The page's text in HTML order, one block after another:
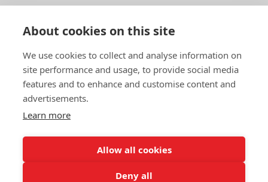
In English
Standardavtal
Snabblänkar
In English
About cookies on this site
We use cookies to collect and analyse information on
site performance and usage, to provide social media
features and to enhance and customise content and
advertisements.
Learn more
Allow all cookies
Deny all